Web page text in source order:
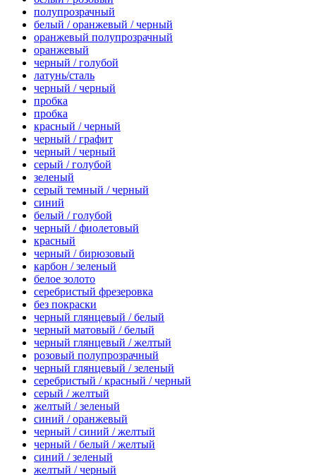
полупрозрачный
белый / оранжевый / черный
оранжевый полупрозрачный
оранжевый
черный / голубой
латунь/сталь
черный / черный
пробка
пробка
красный / черный
черный / графит
черный / черный
серый / голубой
зеленый
серый темный / черный
синий
белый / голубой
черный / фиолетовый
красный
черный / бирюзовый
карбон / зеленый
белое золото
серебристый фрезеровка
без покраски
черный глянцевый / белый
черный матовый / белый
черный глянцевый / желтый
розовый полупрозрачный
черный глянцевый / зеленый
серебристый / красный / черный
серый / желтый
желтый / зеленый
синий / оранжевый
черный / синий / желтый
черный / белый / желтый
синий / зеленый
желтый / черный